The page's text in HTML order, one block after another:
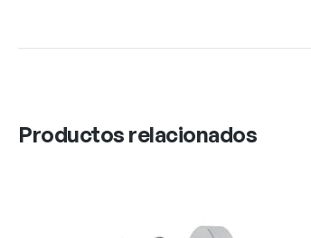
Productos relacionados